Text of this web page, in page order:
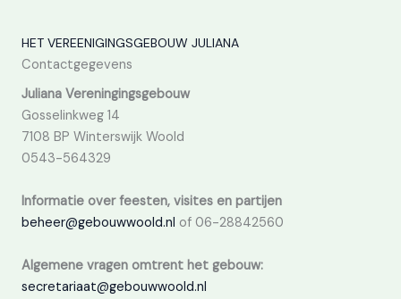
HET VEREENIGINGSGEBOUW JULIANA
Contactgegevens
Juliana Vereningingsgebouw
Gosselinkweg 14
7108 BP Winterswijk Woold
0543-564329
Informatie over feesten, visites en partijen
beheer@gebouwwoold.nl of 06-28842560
Algemene vragen omtrent het gebouw:
secretariaat@gebouwwoold.nl